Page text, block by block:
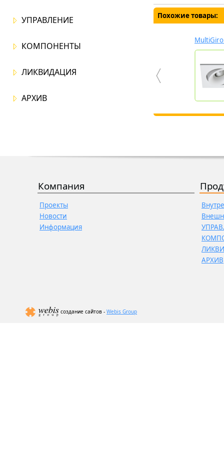
УПРАВЛЕНИЕ
КОМПОНЕНТЫ
ЛИКВИДАЦИЯ
АРХИВ
Похожие товары:
Компания
Проекты
Новости
Информация
АРХИВ
создание сайтов - Webis Group